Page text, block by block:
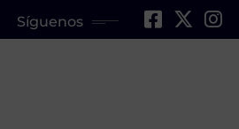
Síguenos